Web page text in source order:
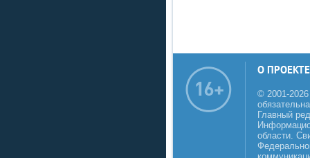
О ПРОЕКТЕ
© 2001-
Главный
области.